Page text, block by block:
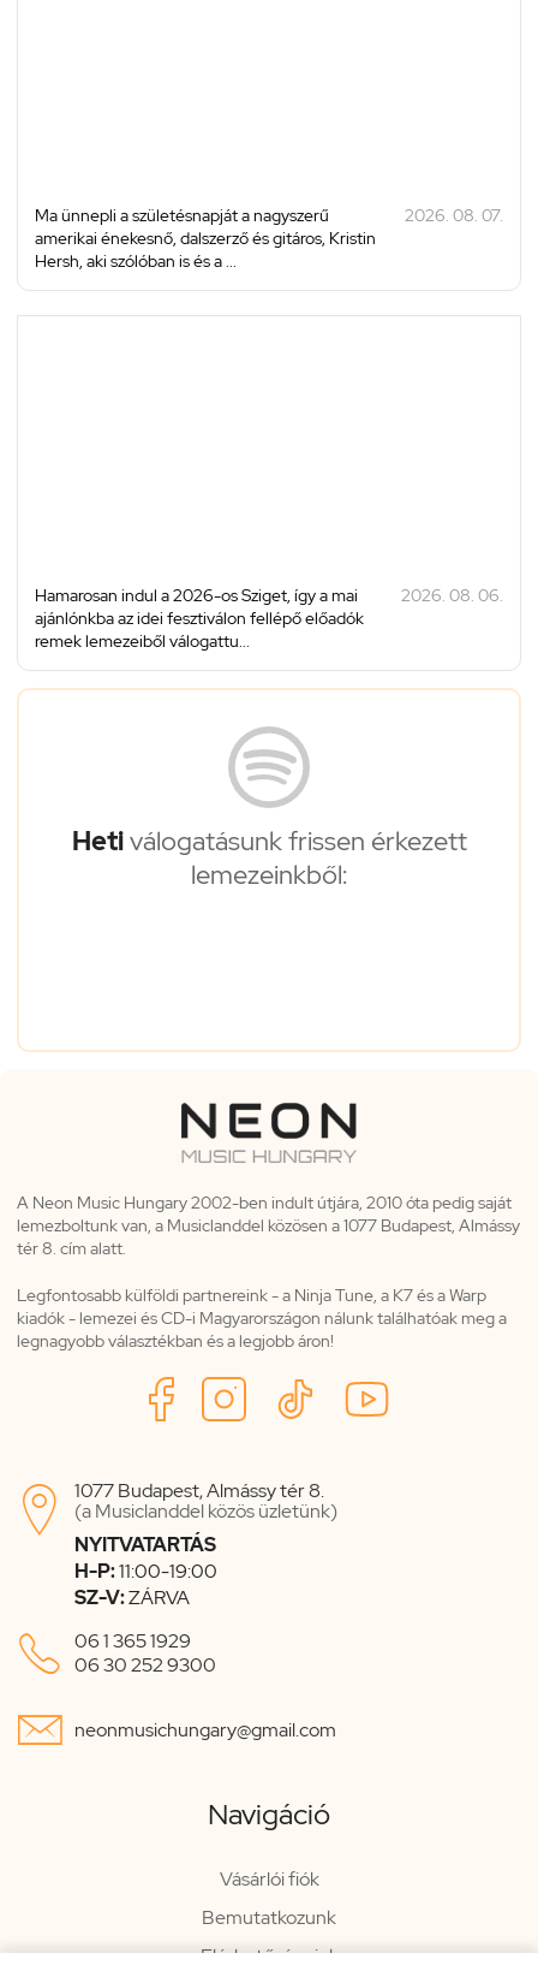
Ma ünnepli a születésnapját a nagyszerű
amerikai énekesnő, dalszerző és gitáros, Kristin
Hersh, aki szólóban is és a ...
2026. 08. 07.
Hamarosan indul a 2026-os Sziget, így a mai
ajánlónkba az idei fesztiválon fellépő előadók
remek lemezeiből válogattu...
2026. 08. 06.
Hetiválogatásunk frissen érkezett
lemezeinkből:
A Neon Music Hungary 2002-ben indult útjára, 2010 óta pedig saját
lemezboltunk van, a Musiclanddel közösen a 1077 Budapest, Almássy
tér 8. cím alatt.
Legfontosabb külföldi partnereink - a Ninja Tune, a K7 és a Warp
kiadók - lemezei és CD-i Magyarországon nálunk találhatóak meg a
legnagyobb választékban és a legjobb áron!

1077 Budapest, Almássy tér 8.
(a Musiclanddel közös üzletünk)
NYITVATARTÁS
H-P:11:00-19:00
SZ-V:ZÁRVA
 06 1 365 1929
06 30 252 9300
 neonmusichungary@gmail.com
Navigáció
Vásárlói fiók
Bemutatkozunk
Elérhetőségeink